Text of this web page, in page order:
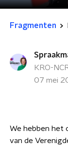
Fragmenten
KRO-
07 mei
We hebben het
van de